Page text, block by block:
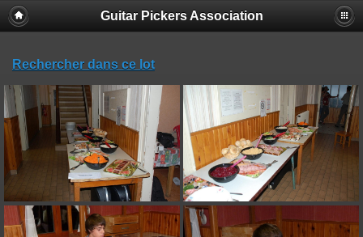
Guitar Pickers Association
Rechercher dans ce lot